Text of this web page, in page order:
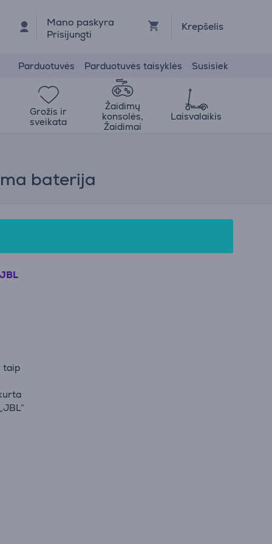
Mano paskyra
Prisijungti
Krepšelis
Parduotuvės Parduotuvės taisyklės Susisiek
Grožis ir
sveikata
Žaidimų
konsolės,
Žaidimai
Laisvalaikis
baterija
JBL
taip